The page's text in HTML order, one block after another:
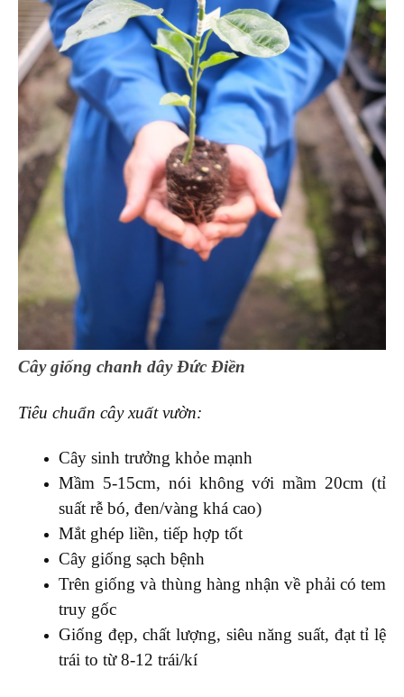
Cây giống chanh dây Đức Điền
Tiêu chuẩn cây xuất vườn:
Cây sinh trưởng khỏe mạnh
Mầm 5-15cm, nói không với mầm 20cm (tỉ
suất rễ bó, đen/vàng khá cao)
Mắt ghép liền, tiếp hợp tốt
Cây giống sạch bệnh
Trên giống và thùng hàng nhận về phải có tem
truy gốc
Giống đẹp, chất lượng, siêu năng suất, đạt tỉ lệ
trái to từ 8-12 trái/kí